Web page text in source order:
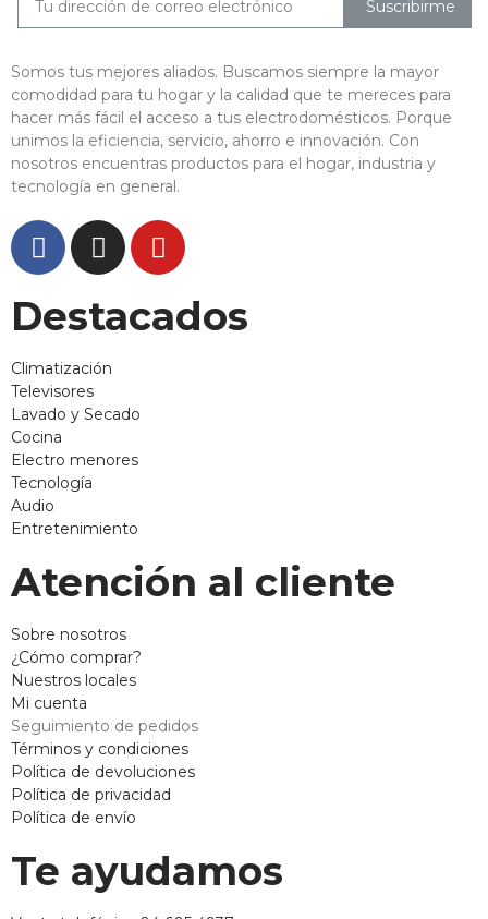
Suscribirme
Somos tus mejores aliados. Buscamos siempre la mayor
comodidad para tu hogar y la calidad que te mereces para
hacer más fácil el acceso a tus electrodomésticos. Porque
unimos la eficiencia, servicio, ahorro e innovación. Con
nosotros encuentras productos para el hogar, industria y
tecnología en general.
Destacados
Climatización
Televisores
Lavado y Secado
Cocina
Electro menores
Tecnología
Audio
Entretenimiento
Atención al cliente
Sobre nosotros
¿Cómo comprar?
Nuestros locales
Mi cuenta
Seguimiento de pedidos
Términos y condiciones
Política de devoluciones
Política de privacidad
Política de envío
Te ayudamos